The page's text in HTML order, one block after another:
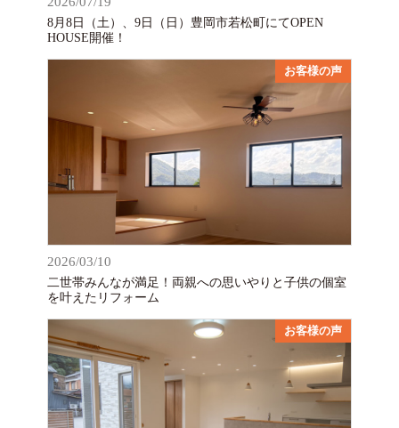
8月8日（土）、9日（日）豊岡市若松町にてOPEN
HOUSE開催！
お客様の声
2026/03/10
二世帯みんなが満足！両親への思いやりと子供の個室
を叶えたリフォーム
お客様の声